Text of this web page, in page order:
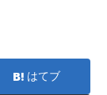
はてブ